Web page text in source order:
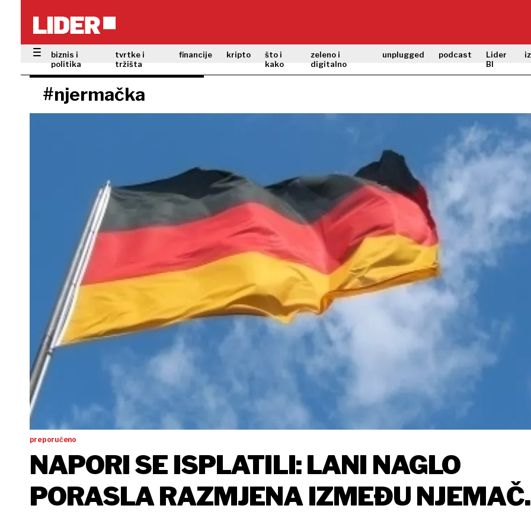
biznis i
politika
tvrtke i
tržišta
financije kripto
što i
kako
zeleno i
digitalno
unplugged podcast
Lider
BI
#njermačka
preporučeno
NAPORI SE ISPLATILI: LANI NAGLO
PORASLA RAZMJENA IZMEĐU